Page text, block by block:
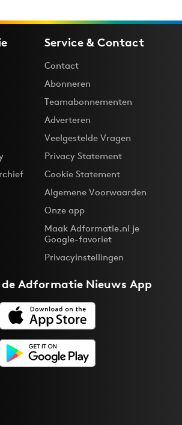
Service & Contact
Contact
Abonneren
Teamabonnementen
Adverteren
Veelgestelde Vragen
Privacy Statement
Cookie Statement
Algemene Voorwaarden
Onze app
Maak Adformatie.nl je
Google-favoriet
Privacyinstellingen
deAdformatie Nieuws App